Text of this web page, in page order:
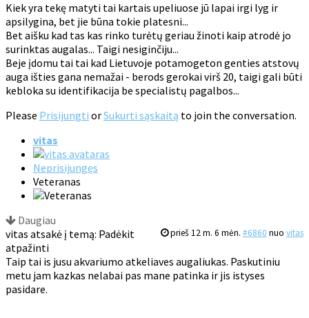
Kiek yra tekę matyti tai kartais upeliuose jū lapai irgi lyg ir
apsilygina, bet jie būna tokie platesni...
Bet aišku kad tas kas rinko turėtų geriau žinoti kaip atrodė jo
surinktas augalas... Taigi nesiginčiju...
Beje įdomu tai tai kad Lietuvoje potamogeton genties atstovų
auga išties gana nemažai - berods gerokai virš 20, taigi gali būti
kebloka su identifikacija be specialistų pagalbos...
Please Prisijungti orSukurti sąskaitą to join the conversation.
vitas
Neprisijungęs
Veteranas
Daugiau
prieš 12 m. 6 mėn. #6860 nuo vitas
vitas atsakė į temą: Padėkit
atpažinti
Taip tai is jusu akvariumo atkeliaves augaliukas. Paskutiniu
metu jam kazkas nelabai pas mane patinka ir jis istyses
pasidare.